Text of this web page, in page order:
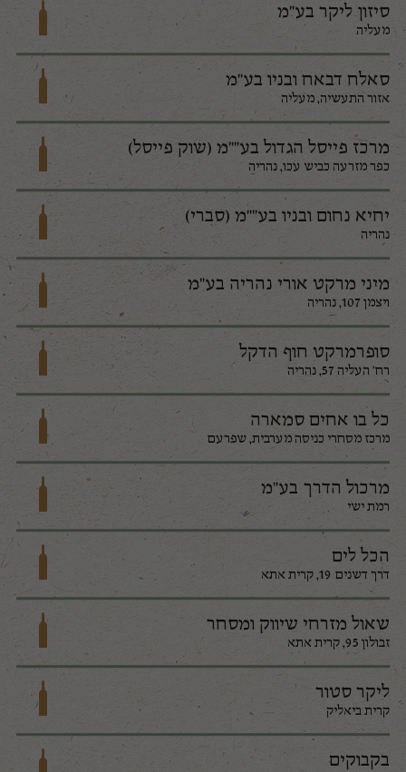
סיזון ליקר בע"מ
מעליה
סאלח דבאח ובניו בע"מ
אזור התעשיה, מעליה
מרכז פייסל הגדול בע""מ (שוק פייסל)
כפר מזרעה כביש עכו, נהריה
יחיא נחום ובניו בע""מ (סברי)
נהריה
מיני מרקט אורי נהריה בע"מ
ויצמן 107, נהריה
סופרמרקט חוף הדקל
רח' העליה 57, נהריה
כל בו אחים סמארה
מרכז מסחרי כניסה מערבית, שפרעם
מרכול הדרך בע"מ
רמת ישי
הכל לים
דרך דשנים 19, קרית אתא
שאול מזרחי שיווק ומסחר
זבולון 95, קרית אתא
ליקר סטור
קרית ביאליק
בקבוקים